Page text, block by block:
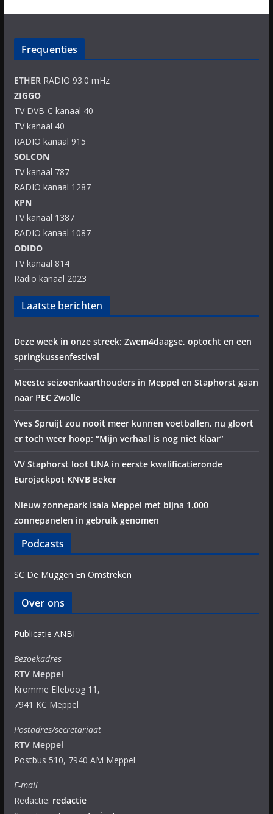
Frequenties
ETHERRADIO 93.0 mHz
ZIGGO
TV DVB-C kanaal 40
TV kanaal 40
RADIO kanaal 915
SOLCON
TV kanaal 787
RADIO kanaal 1287
KPN
TV kanaal 1387
RADIO kanaal 1087
ODIDO
TV kanaal 814
Radio kanaal 2023
Laatste berichten
Deze week in onze streek: Zwem4daagse, optocht en een
springkussenfestival
Meeste seizoenkaarthouders in Meppel en Staphorst gaan
naar PEC Zwolle
Yves Spruijt zou nooit meer kunnen voetballen, nu gloort
er toch weer hoop: “Mijn verhaal is nog niet klaar”
VV Staphorst loot UNA in eerste kwalificatieronde
Eurojackpot KNVB Beker
Nieuw zonnepark Isala Meppel met bijna 1.000
zonnepanelen in gebruik genomen
Podcasts
SC De Muggen En Omstreken
Over ons
Publicatie ANBI
Bezoekadres
RTV Meppel
Kromme Elleboog 11,
7941 KC Meppel
Postadres/secretariaat
RTV Meppel
Postbus 510, 7940 AM Meppel
E-mail
Redactie: redactie